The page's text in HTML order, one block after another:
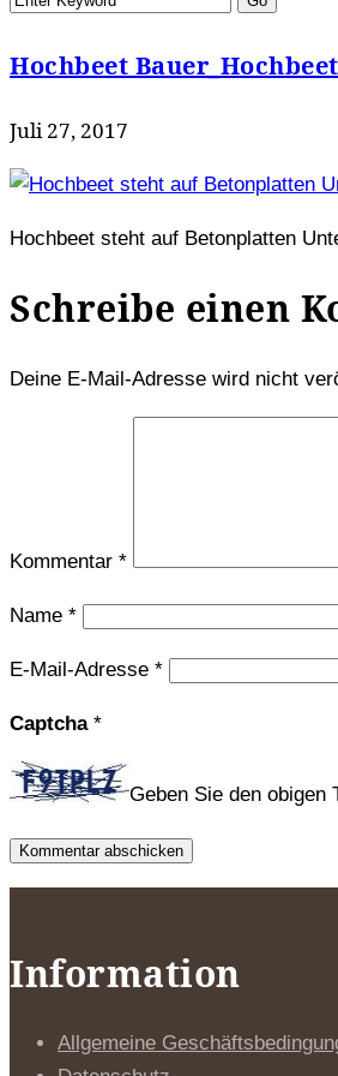
Hochbeet
Juli 27, 2017
Hochbeet steht auf Betonplatten
Schreibe einen
Deine E-Mail-Adresse wird nicht
Kommentar *
Name *
E-Mail-Adresse *
Captcha *
Geben Sie den obigen
Information
Allgemeine